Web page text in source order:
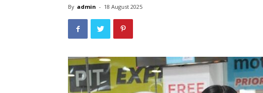
By admin - 18 August 2025